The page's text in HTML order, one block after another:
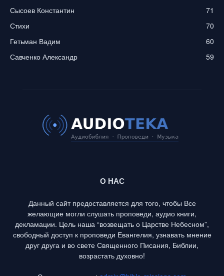
Сысоев Константин
71
Стихи
70
Гетьман Вадим
60
Савченко Александр
59
О НАС
Данный сайт предоставляется для того, чтобы Все
желающие могли слушать проповеди, аудио книги,
декламации. Цель наша “возвещать о Царстве Небесном”,
свободный доступ к проповеди Евангелия, узнавать мнение
друг друга и во свете Священного Писания, Библии,
возрастать духовно!